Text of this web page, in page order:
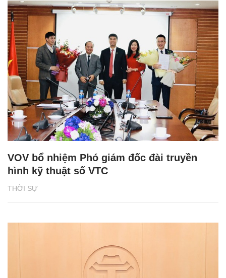
THỜI SỰ
VOV bổ nhiệm Phó giám đốc đài truyền
hình kỹ thuật số VTC